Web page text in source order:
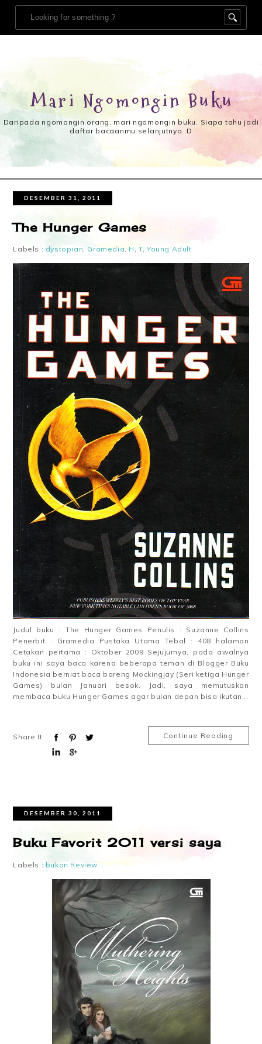
Mari Ngomongin Buku
Daripada ngomongin orang, mari ngomongin buku. Siapa tahu jadi
daftar bacaanmu selanjutnya :D
DESEMBER 31, 2011
The Hunger Games
Labels : dystopian, Gramedia, H ,T,Young Adult
Judul buku : The Hunger Games Penulis : Suzanne Collins
Penerbit : Gramedia Pustaka Utama Tebal : 408 halaman
Cetakan pertama : Oktober 2009 Sejujurnya, pada awalnya
buku ini saya baca karena beberapa teman di Blogger Buku
Indonesia berniat baca bareng Mockingjay (Seri ketiga Hunger
Games) bulan Januari besok. Jadi, saya memutuskan
membaca buku Hunger Games agar bulan depan bisa ikutan...
Share It: Continue Reading
DESEMBER 30, 2011
Buku Favorit 2011 versi saya
Labels : bukan Review